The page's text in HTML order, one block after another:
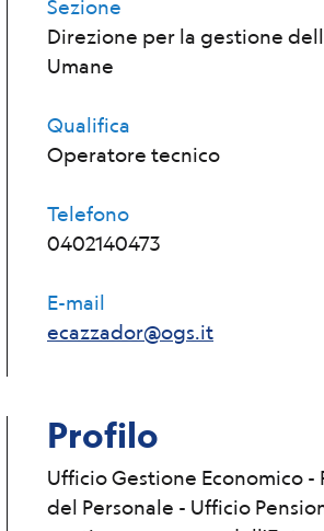
Sezione
Direzione per la gestione
Umane
Qualifica
Operatore tecnico
Telefono
0402140473
E-mail
ecazzador@ogs.it
Profilo
Ufficio Gestione Economico -
del Personale - Ufficio